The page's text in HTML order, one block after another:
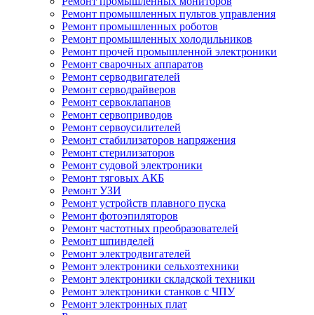
Ремонт промышленных пультов управления
Ремонт промышленных роботов
Ремонт промышленных холодильников
Ремонт прочей промышленной электроники
Ремонт сварочных аппаратов
Ремонт серводвигателей
Ремонт серводрайверов
Ремонт сервоклапанов
Ремонт сервоприводов
Ремонт сервоусилителей
Ремонт стабилизаторов напряжения
Ремонт стерилизаторов
Ремонт судовой электроники
Ремонт тяговых АКБ
Ремонт УЗИ
Ремонт устройств плавного пуска
Ремонт фотоэпиляторов
Ремонт частотных преобразователей
Ремонт шпинделей
Ремонт электродвигателей
Ремонт электроники сельхозтехники
Ремонт электроники складской техники
Ремонт электроники станков с ЧПУ
Ремонт электронных плат